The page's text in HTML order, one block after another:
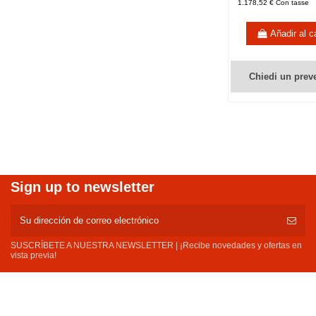
1.178,52 € Con tasse
Añadir al
Chiedi un
Sign up to newsletter
SUSCRÍBETE A NUESTRA NEWSLETTER | ¡Recibe novedades y ofertas en
vista previa!